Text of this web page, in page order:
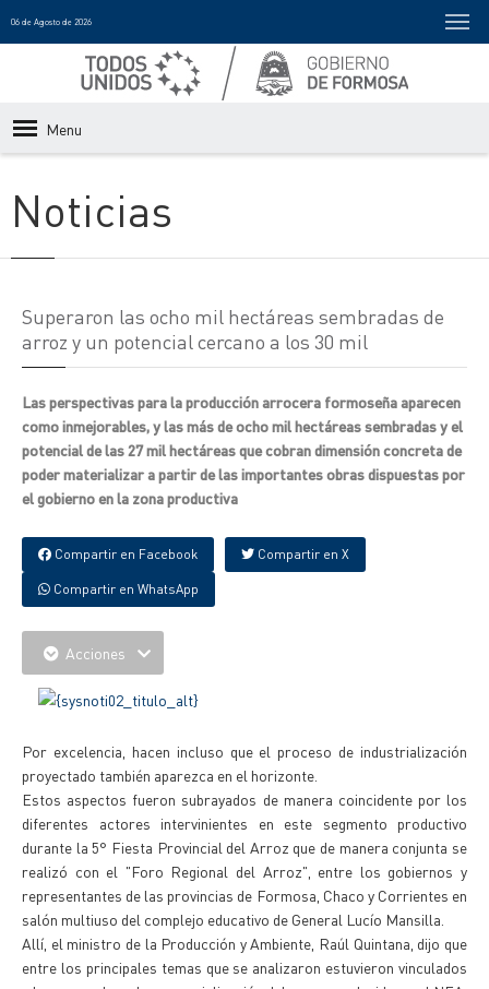
06 de Agosto de 2026
Menu
Noticias
Superaron las ocho mil hectáreas sembradas de
arroz y un potencial cercano a los 30 mil
Las perspectivas para la producción arrocera formoseña aparecen
como inmejorables, y las más de ocho mil hectáreas sembradas y el
potencial de las 27 mil hectáreas que cobran dimensión concreta de
poder materializar a partir de las importantes obras dispuestas por
el gobierno en la zona productiva
Compartir en Facebook Compartir en X
Compartir en WhatsApp
Acciones
Por excelencia, hacen incluso que el proceso de industrialización
proyectado también aparezca en el horizonte.
Estos aspectos fueron subrayados de manera coincidente por los
diferentes actores intervinientes en este segmento productivo
durante la 5° Fiesta Provincial del Arroz que de manera conjunta se
realizó con el "Foro Regional del Arroz", entre los gobiernos y
representantes de las provincias de Formosa, Chaco y Corrientes en
salón multiuso del complejo educativo de General Lucío Mansilla.
Allí, el ministro de la Producción y Ambiente, Raúl Quintana, dijo que
entre los principales temas que se analizaron estuvieron vinculados